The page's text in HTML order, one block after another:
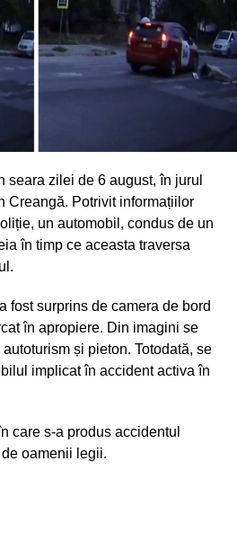
seara zilei de 6 august, în jurul
Creangă. Potrivit informațiilor
un automobil, condus de un
în timp ce aceasta traversa
fost surprins de camera de bord
în apropiere. Din imagini se
și pieton. Totodată, se
implicat în accident activa în
care s-a produs accidentul
oamenii legii.